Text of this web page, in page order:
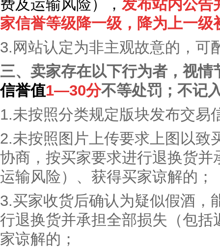
费及运输风险）
， 发布站内公告
家信誉等级降一级 ，降为上一级
3.网站认定为非主观故意的，可
三、卖家存在以下行为者，视
信誉值1—30分不等处罚；不记
1.未按照分类规定版块发布交易
2.未按照图片上传要求上图以致
协商，按买家要求进行退换货
运输风险）、获得买家谅解的；
3.买家收货后确认为疑似假酒，
行退换货并承担全部损失（包
家谅解的；